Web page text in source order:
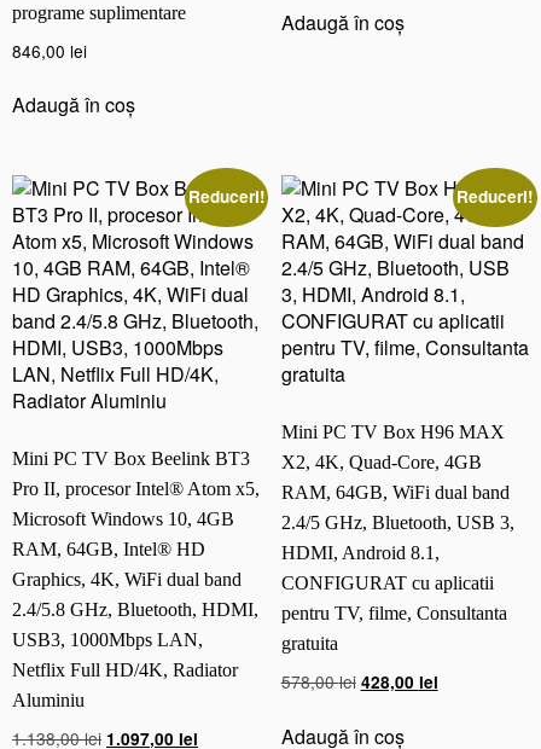
programe suplimentare
846,00 lei
Adaugă în coș
a
Adaugă în coș
Reduceri!
Mini PC TV Box Beelink BT3
Pro II, procesor Intel® Atom x5,
Microsoft Windows 10, 4GB
RAM, 64GB, Intel® HD
Graphics, 4K, WiFi dual band
2.4/5.8 GHz, Bluetooth, HDMI,
USB3, 1000Mbps LAN,
Netflix Full HD/4K, Radiator
Aluminiu
1.138,00lei Prețul
1.097,00 lei
Reduceri!
Mini PC TV Box H96 MAX
X2, 4K, Quad-Core, 4GB
RAM, 64GB, WiFi dual band
2.4/5 GHz, Bluetooth, USB 3,
HDMI, Android 8.1,
CONFIGURAT cu aplicatii
pentru TV, filme, Consultanta
gratuita
578,00lei Prețul
a
428,00 leiPrețul
Adaugă în coș